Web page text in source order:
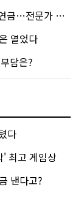
문가 조언은
열었다
담은?
다
최고 게임상
낸다고?